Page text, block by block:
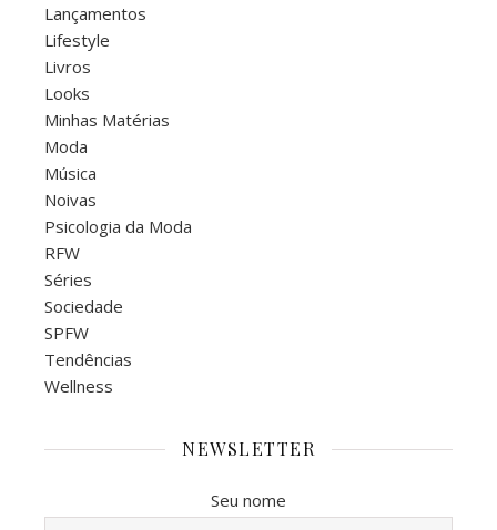
Lançamentos
Lifestyle
Livros
Looks
Minhas Matérias
Moda
Música
Noivas
Psicologia da Moda
RFW
Séries
Sociedade
SPFW
Tendências
Wellness
NEWSLETTER
Seu nome